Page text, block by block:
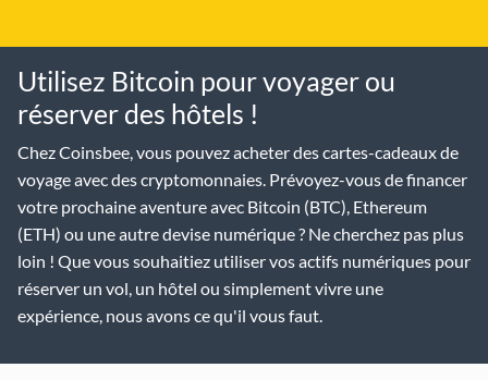
Utilisez Bitcoin pour voyager ou
réserver des hôtels !
Chez Coinsbee, vous pouvez acheter des cartes-cadeaux de
voyage avec des cryptomonnaies. Prévoyez-vous de financer
votre prochaine aventure avec Bitcoin (BTC), Ethereum
(ETH) ou une autre devise numérique ? Ne cherchez pas plus
loin ! Que vous souhaitiez utiliser vos actifs numériques pour
réserver un vol, un hôtel ou simplement vivre une
expérience, nous avons ce qu'il vous faut.